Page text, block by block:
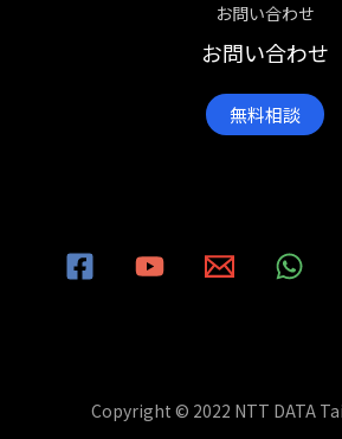
お問い合わせ
お問い合わせ
無料相談
Copyright © 2022 NTT DATA